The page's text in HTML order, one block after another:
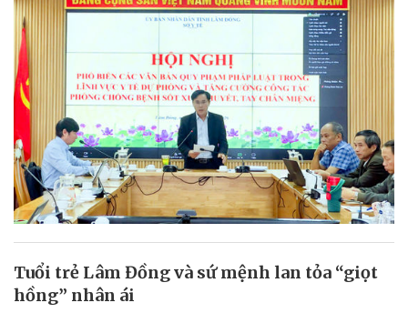
Tuổi trẻ Lâm Đồng và sứ mệnh lan tỏa “giọt
hồng” nhân ái